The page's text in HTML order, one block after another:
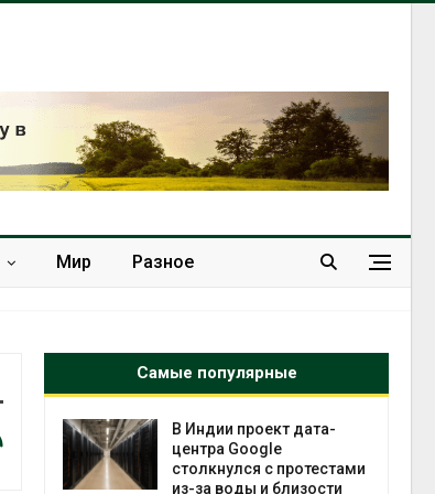
Мир Разное
Самые популярные
В Индии проект дата-
центра Google
столкнулся с протестами
из-за воды и близости